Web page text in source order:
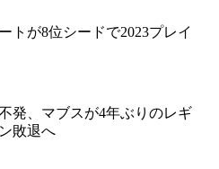
トが8位シードで2023プレイ
発、マブスが4年ぶりのレギ
敗退へ